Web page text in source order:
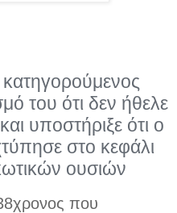
του ότι δεν ήθελε
υποστήριξε ότι ο
στο κεφάλι
ουσιών
που